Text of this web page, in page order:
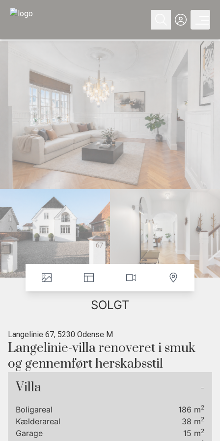
SOLGT
Langelinie 67, 5230 Odense M
Langelinie-villa renoveret i smuk
og gennemført herskabsstil
• Perfekt opgradering
• Klassisk look i nye materialer
• Mulighed for ekstra bad i stueetagen
• Drømmeplacering nær skov og by
Villa -
Boligareal 186 m2
Kælderareal 38 m2
Garage 15 m2